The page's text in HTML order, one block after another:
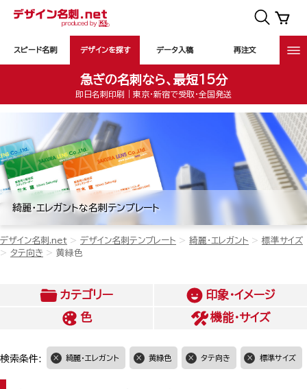
スピード名刺 デザインを探す データ入稿 再注文
急ぎの名刺なら、最短15分
即日名刺印刷｜東京・新宿で受取・全国発送
綺麗・エレガントな名刺テンプレート
デザイン名刺.net デザイン名刺テンプレート 綺麗・エレガント
標準サイズ
タテ向き
黄緑色
カテゴリー
印象・イメージ
色
機能・サイズ
検索条件: 綺麗・エレガント 黄緑色 タテ向き 標準サイズ